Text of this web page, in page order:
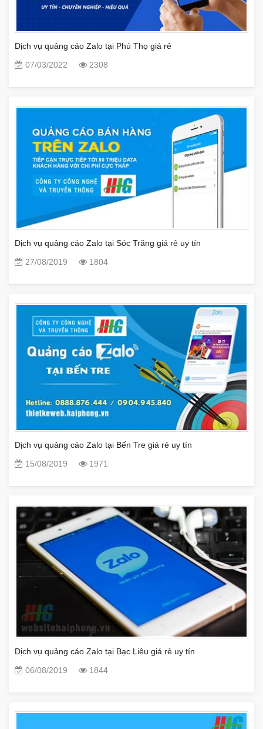
Dịch vụ quảng cáo Zalo tại Phú Thọ giá rẻ
07/03/2022
2308
Dịch vụ quảng cáo Zalo tại Sóc Trăng giá rẻ uy tín
27/08/2019
1804
Dịch vụ quảng cáo Zalo tại Bến Tre giá rẻ uy tín
15/08/2019
1971
Dịch vụ quảng cáo Zalo tại Bạc Liêu giá rẻ uy tín
06/08/2019
1844